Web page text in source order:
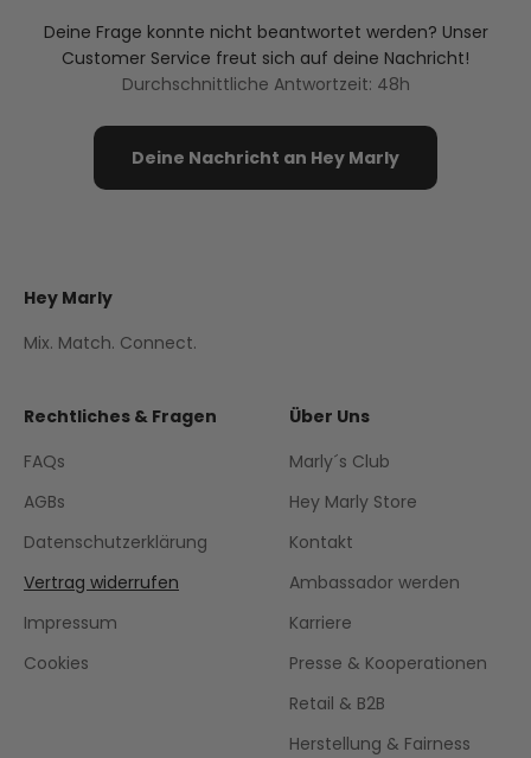
Deine Frage konnte nicht beantwortet werden? Unser
Customer Service freut sich auf deine Nachricht!
Durchschnittliche Antwortzeit: 48h
Deine Nachricht an Hey Marly
Hey Marly
Mix. Match. Connect.
Rechtliches & Fragen
FAQs
AGBs
Datenschutzerklärung
Vertrag widerrufen
Impressum
Cookies
Über Uns
Marly´s Club
Hey Marly Store
Kontakt
Ambassador werden
Karriere
Presse & Kooperationen
Retail & B2B
Herstellung & Fairness